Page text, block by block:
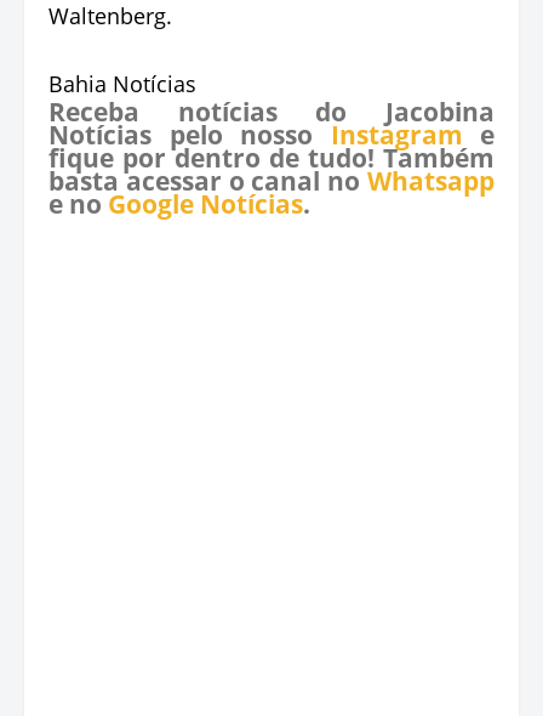
Waltenberg.
Bahia Notícias
Receba notícias do Jacobina
Notícias pelo nosso Instagram e
fique por dentro de tudo! Também
basta acessar o canal no Whatsapp
e no Google Notícias.